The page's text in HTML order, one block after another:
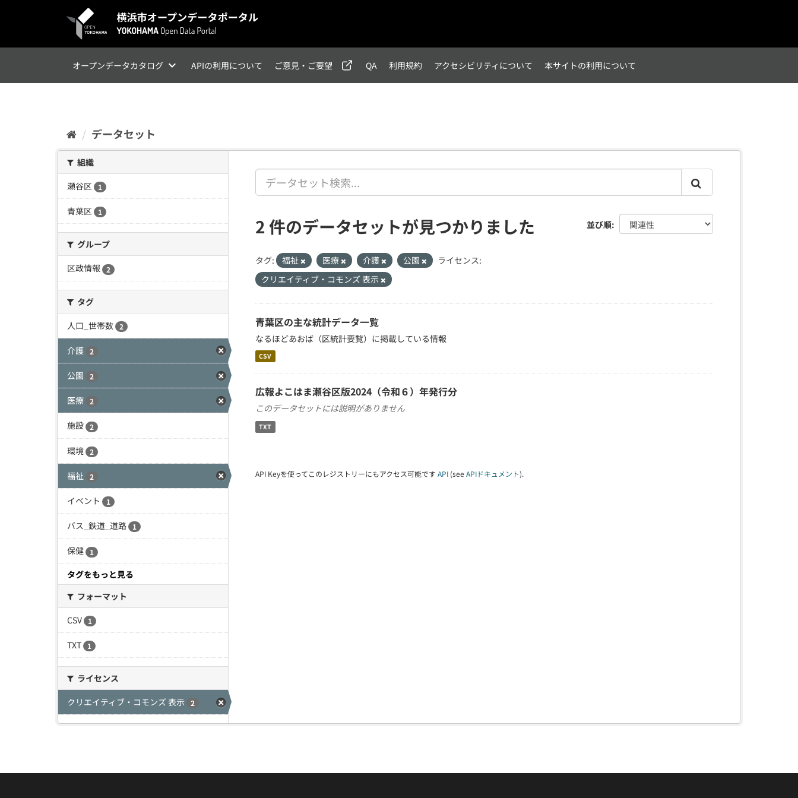
オープンデータカタログ APIの利用について ご意見・ご要望 QA 利用規約 アクセシビリティについて 本サイトの利用について
データセット
組織
瀬谷区
1
青葉区 1
グループ
区政情報
2
タグ
人口_世帯数 2
介護 2
公園 2
医療 2
施設 2
環境 2
福祉 2
イベント 1
バス_鉄道_道路 1
保健 1
タグをもっと見る
フォーマット
CSV
1
TXT 1
ライセンス
クリエイティブ・コモンズ 表示
2
並び順
2 件のデータセットが見つかりました
タグ: 福祉 医療 介護 公園
ライセンス:
クリエイティブ・コモンズ 表示
青葉区の主な統計データ一覧
なるほどあおば（区統計要覧）に掲載している情報
CSV
広報よこはま瀬谷区版2024（令和６）年発行分
このデータセットには説明がありません
TXT
API Keyを使ってこのレジストリーにもアクセス可能です API (see APIドキュメント).